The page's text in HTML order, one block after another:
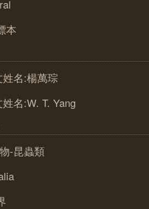
本
名:楊萬琮
名:W. T. Yang
-昆蟲類